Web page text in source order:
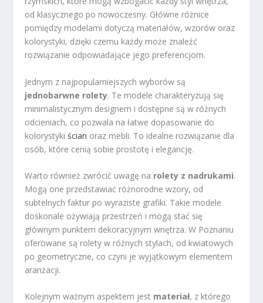
od klasycznego po nowoczesny. Główne różnice
pomiędzy modelami dotyczą materiałów, wzorów oraz
kolorystyki, dzięki czemu każdy może znaleźć
rozwiązanie odpowiadające jego preferencjom.
Jednym z najpopularniejszych wyborów są
jednobarwne rolety. Te modele charakteryzują się
minimalistycznym designem i dostępne są w różnych
odcieniach, co pozwala na łatwe dopasowanie do
kolorystykiścian oraz mebli. To idealne rozwiązanie dla
osób, które cenią sobie prostotę i elegancję.
Warto również zwrócić uwagę na rolety z nadrukami.
Mogą one przedstawiać różnorodne wzory, od
subtelnych faktur po wyraziste grafiki. Takie modele
doskonale ożywiają przestrzeń i mogą stać się
głównym punktem dekoracyjnym wnętrza. W Poznaniu
oferowane są rolety w różnych stylach, od kwiatowych
po geometryczne, co czyni je wyjątkowym elementem
aranżacji.
Kolejnym ważnym aspektem jest materiał, z którego